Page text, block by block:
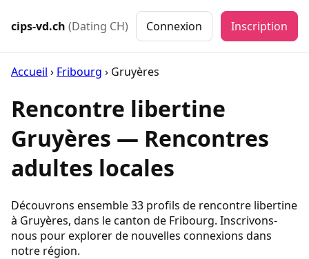
cips-vd.ch (Dating CH) Connexion Inscription
Accueil › Fribourg › Gruyères
Rencontre libertine
Gruyères — Rencontres
adultes locales
Découvrons ensemble 33 profils de rencontre libertine
à Gruyères, dans le canton de Fribourg. Inscrivons-
nous pour explorer de nouvelles connexions dans
notre région.